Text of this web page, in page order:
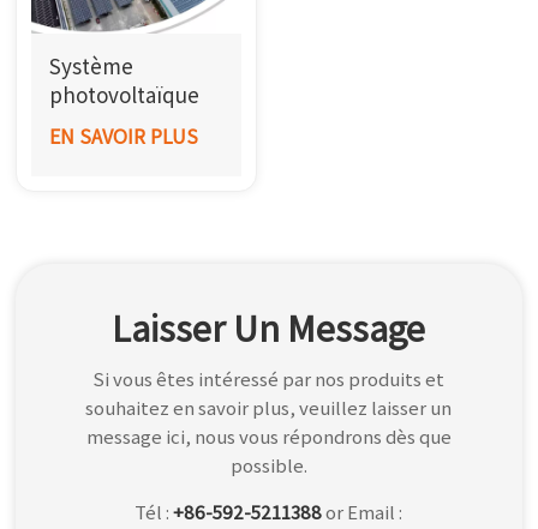
日本語
한국어
بالعربية
Système
photovoltaïque
industriel et
commercial
EN SAVOIR PLUS
Laisser Un Message
Si vous êtes intéressé par nos produits et
souhaitez en savoir plus, veuillez laisser un
message ici, nous vous répondrons dès que
possible.
Tél :+86-592-5211388or Email :